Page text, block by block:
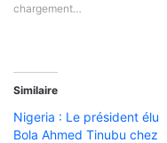
chargement…
Similaire
Nigeria : Le président élu
Bola Ahmed Tinubu chez